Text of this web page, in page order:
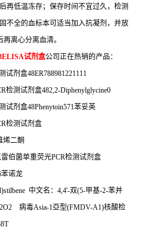
再低温冻存；保存时间不宜过久，检测
不全的血标本可适当加入抗凝剂，并放
再离心分离血清。
试剂盒公司正在热销的产品：
试剂盒48ER788981221111
检测试剂盒482,2-Diphenylglycine0
试剂盒48Phenytoin571苯妥英
检测试剂盒
烯二酮
伯菌单重荧光PCR检测试剂盒
苯诺龙
中文名： 4,4'-双(5-甲基-2-苯并
病毒Asia-1亞型(FMDV-A1)核酸检